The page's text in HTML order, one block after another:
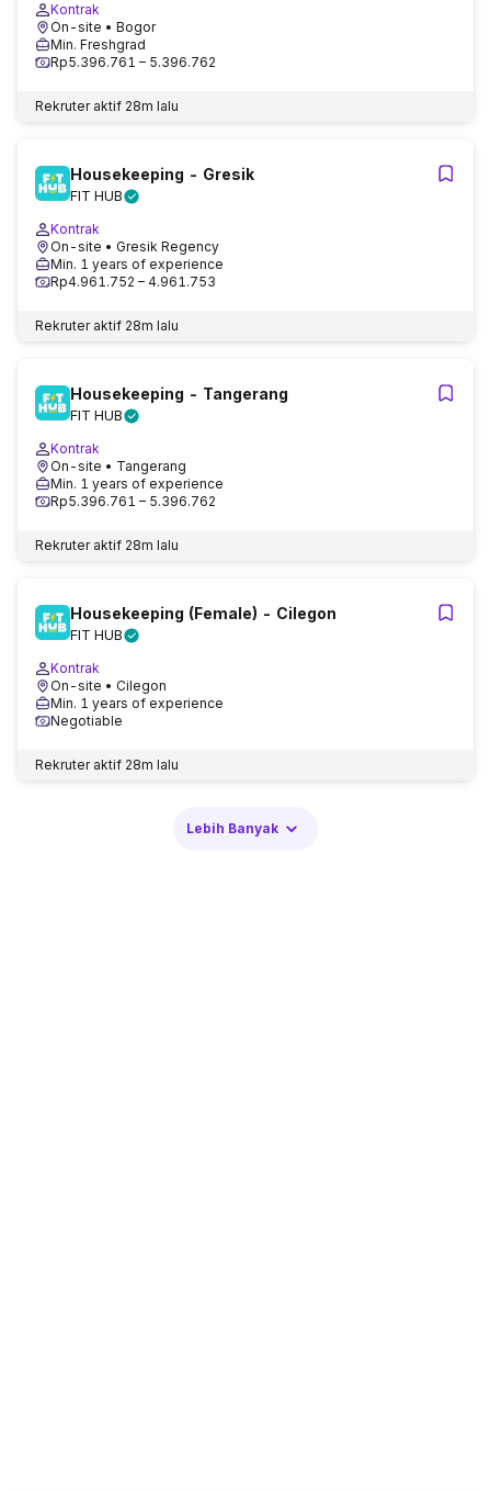
Kontrak
On-site • Bogor
Min. Freshgrad
Rp5.396.761 – 5.396.762
Rekruter aktif 28m lalu
Housekeeping - Gresik
FIT HUB
Kontrak
On-site • Gresik Regency
Min. 1 years of experience
Rp4.961.752 – 4.961.753
Rekruter aktif 28m lalu
Housekeeping - Tangerang
FIT HUB
Kontrak
On-site • Tangerang
Min. 1 years of experience
Rp5.396.761 – 5.396.762
Rekruter aktif 28m lalu
Housekeeping (Female) - Cilegon
FIT HUB
Kontrak
On-site • Cilegon
Min. 1 years of experience
Negotiable
Rekruter aktif 28m lalu
Lebih Banyak